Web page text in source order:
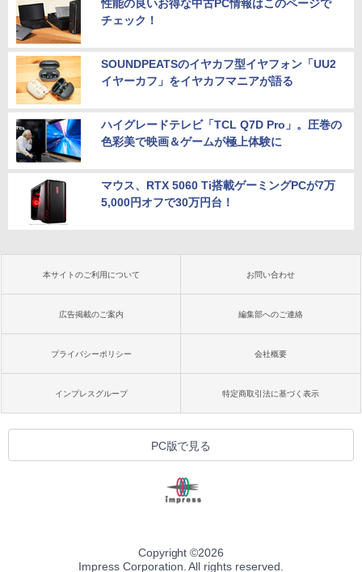
性能の良いお得な中古PC情報はこのページで
チェック！
SOUNDPEATSのイヤカフ型イヤフォン「UU2
イヤーカフ」をイヤカフマニアが語る
ハイグレードテレビ「TCL Q7D Pro」。圧巻の
色彩美で映画＆ゲームが極上体験に
マウス、RTX 5060 Ti搭載ゲーミングPCが7万
5,000円オフで30万円台！
本サイトのご利用について お問い合わせ
広告掲載のご案内 編集部へのご連絡
プライバシーポリシー 会社概要
インプレスグループ 特定商取引法に基づく表示
PC版で見る
Copyright ©2026
Impress Corporation. All rights reserved.